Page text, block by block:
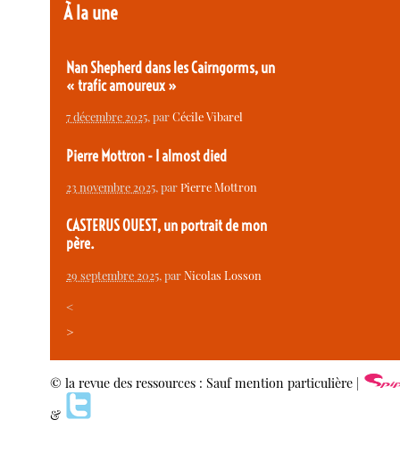
À la une
Nan Shepherd dans les Cairngorms, un
« trafic amoureux »
7 décembre 2025, parCécile Vibarel
Pierre Mottron - I almost died
23 novembre 2025, parPierre Mottron
CASTERUS OUEST, un portrait de mon
père.
29 septembre 2025, parNicolas Losson
<
>
© la revue des ressources : Sauf mention particulière |
&